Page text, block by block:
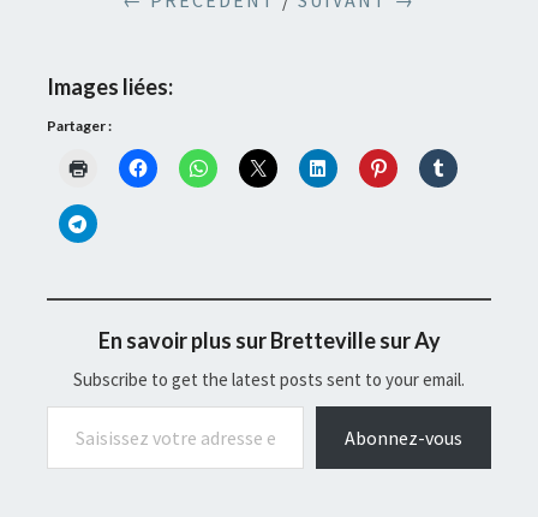
Images liées:
Partager :
En savoir plus sur Bretteville sur Ay
Subscribe to get the latest posts sent to your email.
Saisissez votre adresse e-mail…
Abonnez-vous